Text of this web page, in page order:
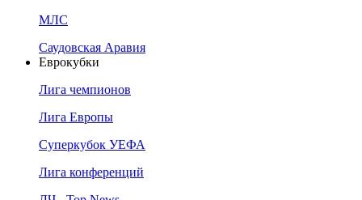
МЛС
Саудовская Аравия
Еврокубки
Лига чемпионов
Лига Европы
Суперкубок УЕФА
Лига конференций